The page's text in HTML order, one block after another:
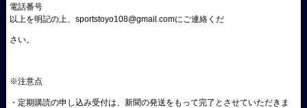
電話番号
以上を明記の上、sportstoyo108@gmail.comにご連絡くだ
さい。
※注意点
・定期購読の申し込み受付は、新聞の発送をもって完了とさせていただきま